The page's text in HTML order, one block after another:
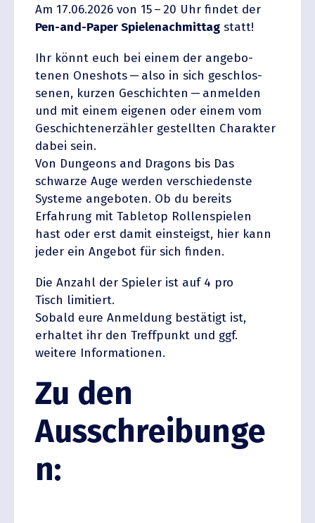
Am 17.06.2026 von 15 – 20 Uhr findet der
Pen-and-Paper Spiele­nach­mittag statt!
Ihr könnt euch bei einem der angebo­
tenen Oneshots — also in sich geschlos­
senen, kurzen Geschichten — anmelden
und mit einem eigenen oder einem vom
Geschich­ten­er­zähler gestellten Charakter
dabei sein.
Von Dungeons and Dragons bis Das
schwarze Auge werden verschie­denste
Systeme angeboten. Ob du bereits
Erfahrung mit Tabletop Rollen­spielen
hast oder erst damit einsteigst, hier kann
jeder ein Angebot für sich finden.
Die Anzahl der Spieler ist auf 4 pro
Tisch limitiert.
Sobald eure Anmeldung bestätigt ist,
erhaltet ihr den Treff­punkt und ggf.
weitere Informationen.
Zu den
Ausschreibunge
n: